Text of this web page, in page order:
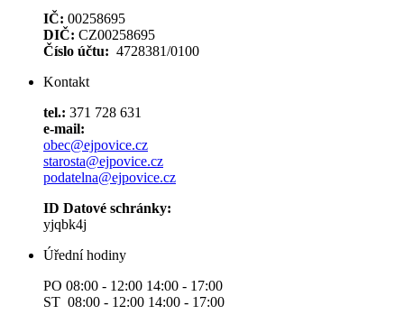
IČ: 00258695
DIČ: CZ00258695
Číslo účtu: 4728381/0100
Kontakt
tel.: 371 728 631
e-mail:
obec@ejpovice.cz
starosta@ejpovice.cz
podatelna@ejpovice.cz
ID Datové schránky:
yjqbk4j
Úřední hodiny
PO 08:00 - 12:00 14:00 - 17:00
ST 08:00 - 12:00 14:00 - 17:00